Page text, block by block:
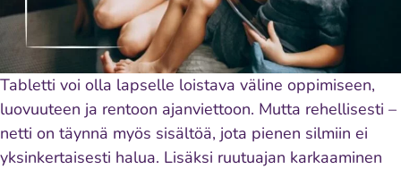
Tabletti voi olla lapselle loistava väline oppimiseen,
luovuuteen ja rentoon ajanviettoon. Mutta rehellisesti –
netti on täynnä myös sisältöä, jota pienen silmiin ei
yksinkertaisesti halua. Lisäksi ruutuajan karkaaminen